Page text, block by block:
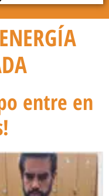
entre en